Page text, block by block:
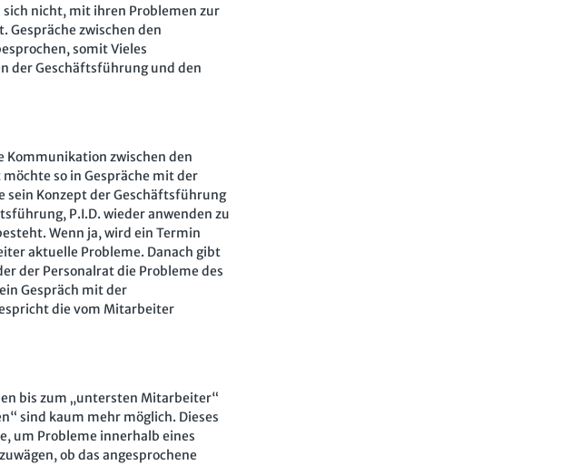
nicht, mit ihren Problemen zur
zwischen den
somit Vieles
der Geschäftsführung und den
Kommunikation zwischen den
so in Gespräche mit der
sein Konzept der Geschäftsführung
P.I.D. wieder anwenden zu
Wenn ja, wird ein Termin
aktuelle Probleme. Danach gibt
der Personalrat die Probleme des
Gespräch mit der
die vom Mitarbeiter
bis zum „untersten Mitarbeiter“
sind kaum mehr möglich. Dieses
um Probleme innerhalb eines
ob das angesprochene